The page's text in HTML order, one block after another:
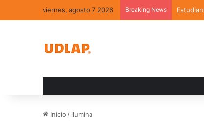
viernes, agosto 7 2026 Breaking News
Inicio / ilumina